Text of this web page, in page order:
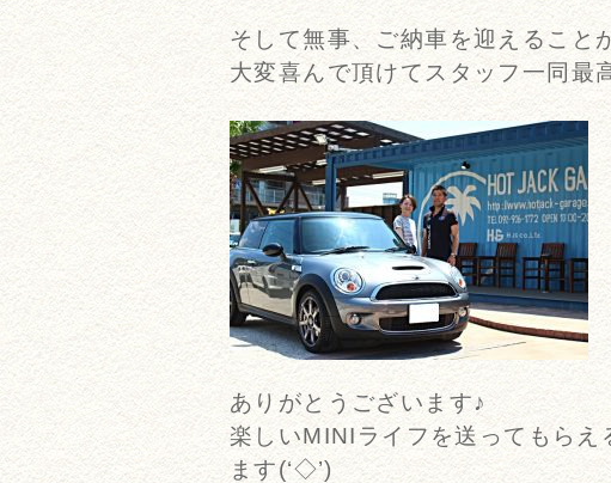
そして無事、ご納車を迎えること
大変喜んで頂けてスタッフ一同最
ありがとうございます♪
楽しいMINIライフを送ってもらえ
ます(‘◇’)ゞ